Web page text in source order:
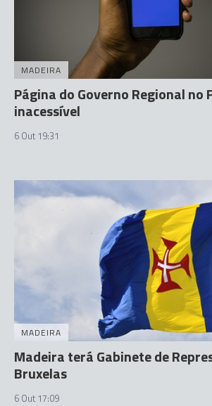
MADEIRA
Página do Governo Regional no
inacessível
6 Out 19:31
MADEIRA
Madeira terá Gabinete de
Bruxelas
6 Out 17:09